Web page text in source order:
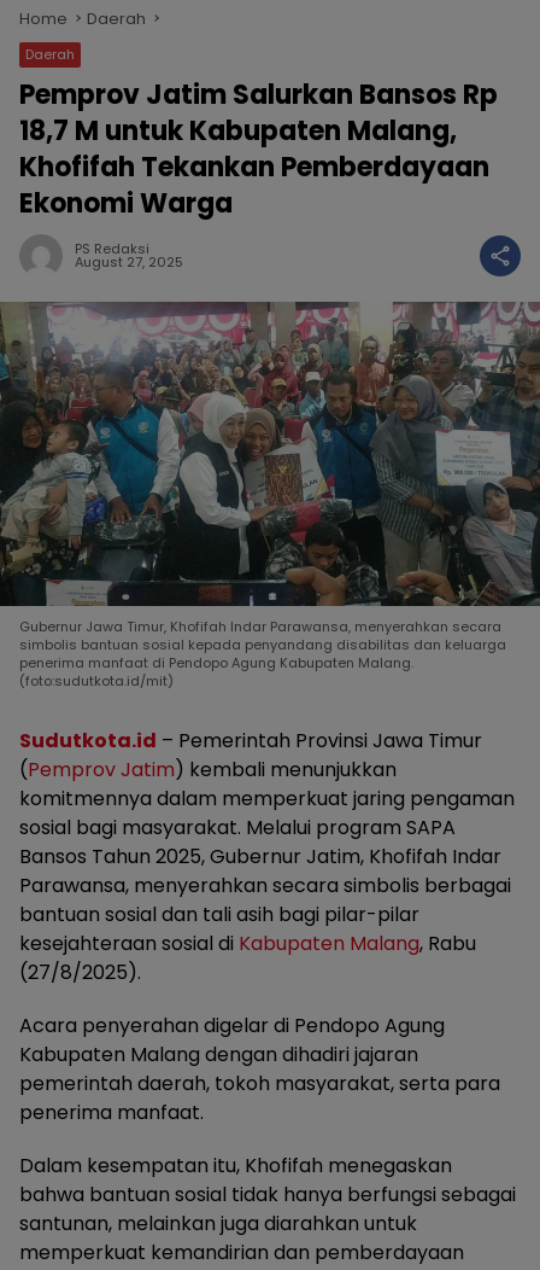
Home Daerah
Daerah
Pemprov Jatim Salurkan Bansos Rp
18,7 M untuk Kabupaten Malang,
Khofifah Tekankan Pemberdayaan
Ekonomi Warga
PS Redaksi
August 27, 2025
Gubernur Jawa Timur, Khofifah Indar Parawansa, menyerahkan secara
simbolis bantuan sosial kepada penyandang disabilitas dan keluarga
penerima manfaat di Pendopo Agung Kabupaten Malang.
(foto:sudutkota.id/mit)
Sudutkota.id – Pemerintah Provinsi Jawa Timur
(Pemprov Jatim) kembali menunjukkan
komitmennya dalam memperkuat jaring pengaman
sosial bagi masyarakat. Melalui program SAPA
Bansos Tahun 2025, Gubernur Jatim, Khofifah Indar
Parawansa, menyerahkan secara simbolis berbagai
bantuan sosial dan tali asih bagi pilar-pilar
kesejahteraan sosial di Kabupaten Malang, Rabu
(27/8/2025).
Acara penyerahan digelar di Pendopo Agung
Kabupaten Malang dengan dihadiri jajaran
pemerintah daerah, tokoh masyarakat, serta para
penerima manfaat.
Dalam kesempatan itu, Khofifah menegaskan
bahwa bantuan sosial tidak hanya berfungsi sebagai
santunan, melainkan juga diarahkan untuk
memperkuat kemandirian dan pemberdayaan